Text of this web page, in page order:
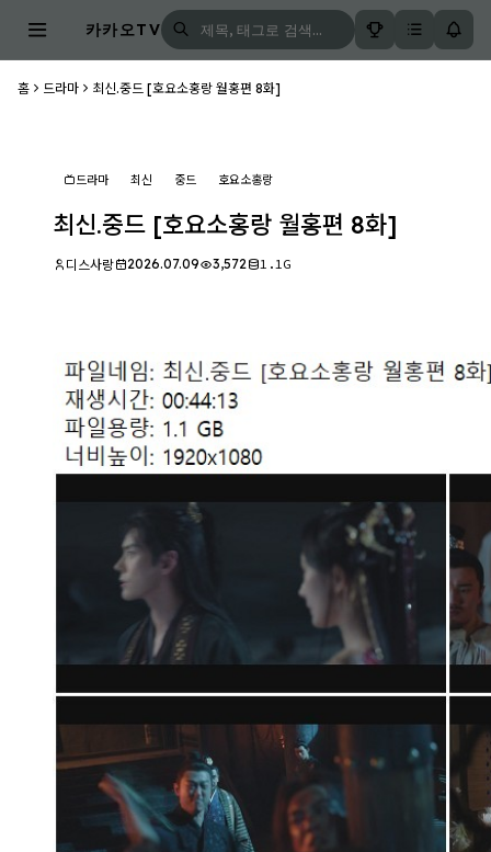
카카오TV
홈 드라마 최신.중드 [호요소홍랑 월홍편 8화]
드라마 최신 중드 호요소홍랑
최신.중드 [호요소홍랑 월홍편 8화]
디스사랑 2026.07.09 3,572 1.1G